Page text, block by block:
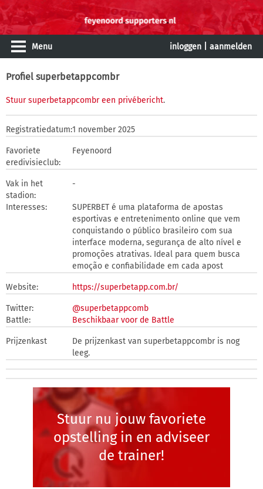
Menu inloggen aanmelden
Profiel superbetappcombr
Stuur superbetappcombr een privébericht.
Registratiedatum:1 november 2025
Favoriete
eredivisieclub:
Feyenoord
Vak in het
stadion:
-
Interesses:
SUPERBET é uma plataforma de apostas
esportivas e entretenimento online que vem
conquistando o público brasileiro com sua
interface moderna, segurança de alto nível e
promoções atrativas. Ideal para quem busca
emoção e confiabilidade em cada apost
Website: https://superbetapp.com.br/
Twitter:
@superbetappcomb
Battle:
Beschikbaar voor de Battle
Prijzenkast
De prijzenkast van superbetappcombr is nog
leeg.
Stuur nu jouw favoriete
opstelling in en adviseer
de trainer!